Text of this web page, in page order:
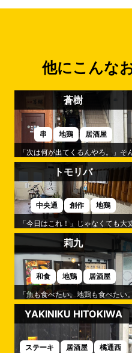
他にこんな
蒼樹
串 地鶏
居酒屋
「次は何が出てくるんやろ。」
トモリバ
中央通 創作
地鶏
「今日はこれ！」じゃなくても
莉九
和食 地鶏
居酒屋
「魚も食べたい。地鶏も食べた
YAKINIKU HITOKIWA
ステーキ 居酒屋
橘通西